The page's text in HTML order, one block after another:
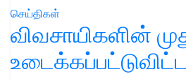
செய்திகள்
விவசாயிகளின்